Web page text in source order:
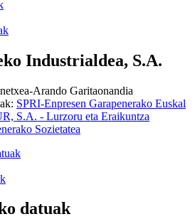
Industrialdea, S.A.
Arando Garitaonandia
: SPRI-Enpresen Garapenerako Euskal
S.A. - Lurzoru eta Eraikuntza
Sozietatea
datuak